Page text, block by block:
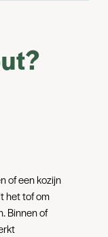
of een kozijn
het tof om
Binnen of